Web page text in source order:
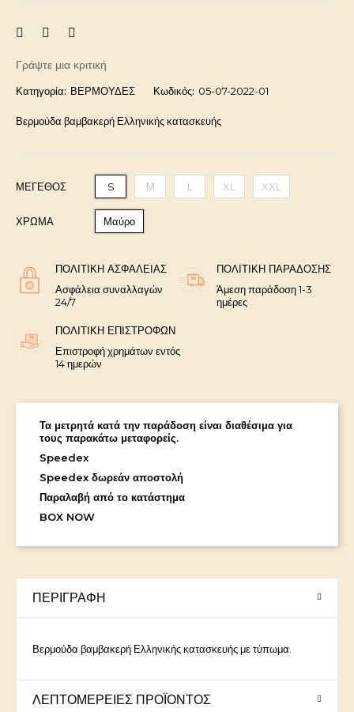
Γράψτε μια κριτική
Κατηγορία: ΒΕΡΜΟΥΔΕΣ Κωδικός: 05-07-2022-01
Βερμούδα βαμβακερή Ελληνικής κατασκευής
ΜΈΓΕΘΟΣ S Μ L XL XXL
ΧΡΩΜΑ Μαύρο
ΠΟΛΙΤΙΚΉ ΑΣΦΑΛΕΊΑΣ
Ασφάλεια συναλλαγών
24/7
ΠΟΛΙΤΙΚΉ ΠΑΡΆΔΟΣΗΣ
Άμεση παράδοση 1-3
ημέρες
ΠΟΛΙΤΙΚΉ ΕΠΙΣΤΡΟΦΏΝ
Επιστροφή χρημάτων εντός
14 ημερών
Τα μετρητά κατά την παράδοση είναι διαθέσιμα για
τους παρακάτω μεταφορείς.
Speedex
Speedex δωρεάν αποστολή
Παραλαβή από το κατάστημα
BOX NOW
ΠΕΡΙΓΡΑΦΉ
Βερμούδα βαμβακερή Ελληνικής κατασκευής με τύπωμα.
ΛΕΠΤΟΜΈΡΕΙΕΣ ΠΡΟΪΌΝΤΟΣ